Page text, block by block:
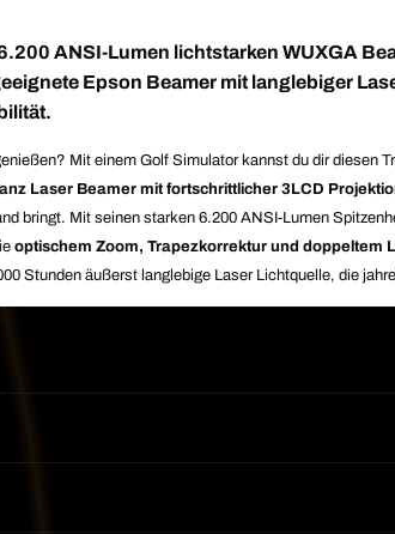
ANSI-Lumen lichtstarken WUXGA
Epson Beamer mit langlebiger
Mit einem Golf Simulator kannst du dir
Laser Beamer mit fortschrittlicher 3LCD
bringt. Mit seinen starken 6.200 ANSI-Lumen
optischem Zoom, Trapezkorrektur und doppeltem
Stunden äußerst langlebige Laser Lichtquelle, die